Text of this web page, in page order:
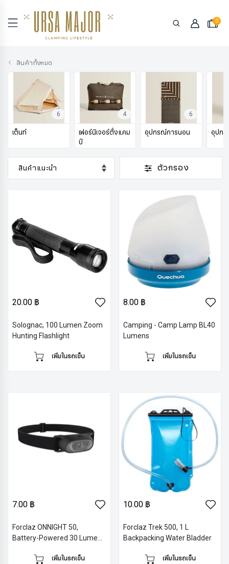
0
สินค้าทั้งหมด
6
เต็นท์
4
เฟอร์นิเจอร์ตั้งแคม
ป์
6
อุปกรณ์การนอน อุปกร
ตัวกรอง
20.00 ฿
Solognac, 100 Lumen Zoom
Hunting Flashlight
เพิ่มในรถเข็น
8.00 ฿
Camping - Camp Lamp BL40
Lumens
เพิ่มในรถเข็น
7.00 ฿
Forclaz ONNIGHT 50,
Battery-Powered 30 Lumens
เพิ่มในรถเข็น
10.00 ฿
Forclaz Trek 500, 1 L
Backpacking Water Bladder
เพิ่มในรถเข็น